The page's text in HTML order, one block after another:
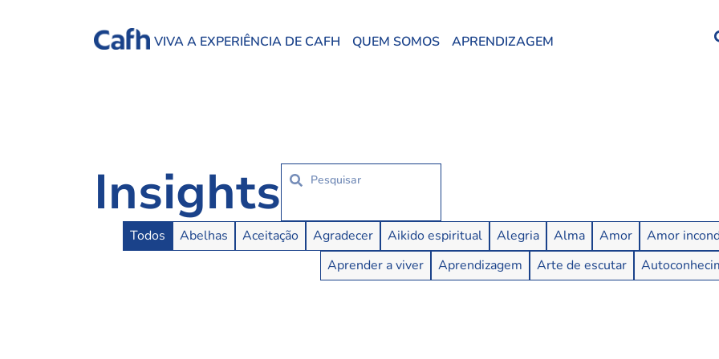
VIVA A EXPERIÊNCIA DE CAFH QUEM SOMOS APRENDIZAGEM
Insights
Insights Buttons
Todos Abelhas Aceitação Agradecer Aikido espiritual Alegria Alma Amor Amor
Aprender a viver
Aprendizagem Arte de escutar